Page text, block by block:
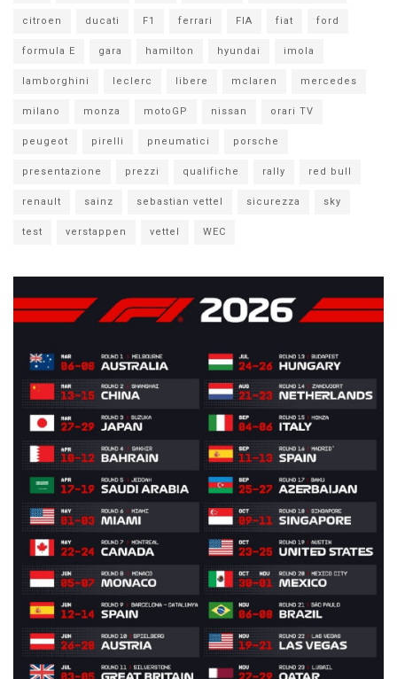
citroen ducati F1 ferrari FIA fiat ford
formula E gara hamilton hyundai imola
lamborghini leclerc libere mclaren mercedes
milano monza motoGP nissan orari TV
peugeot pirelli pneumatici porsche
presentazione prezzi qualifiche rally red bull
renault sainz sebastian vettel sicurezza sky
test verstappen vettel WEC